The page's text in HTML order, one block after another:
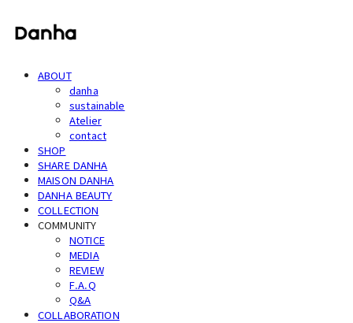
ABOUT
danha
sustainable
Atelier
contact
SHOP
SHARE DANHA
MAISON DANHA
DANHA BEAUTY
COLLECTION
COMMUNITY
NOTICE
MEDIA
REVIEW
F.A.Q
Q&A
COLLABORATION